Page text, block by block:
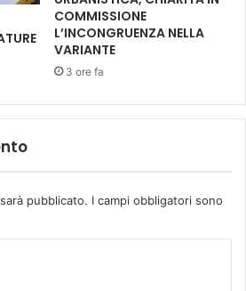
COMMISSIONE
L’INCONGRUENZA NELLA
VARIANTE
3 ore fa
pubblicato. I campi obbligatori sono